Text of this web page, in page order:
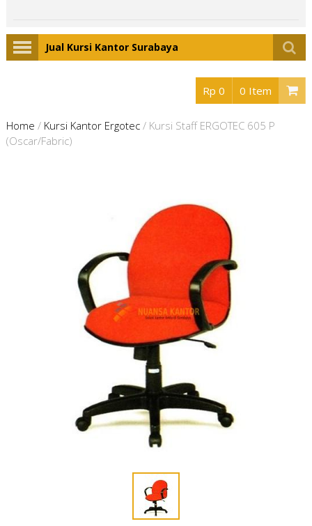
Jual Kursi Kantor Surabaya
Rp 0 0 Item
Home / Kursi Kantor Ergotec/ Kursi Staff ERGOTEC 605 P
(Oscar/Fabric)